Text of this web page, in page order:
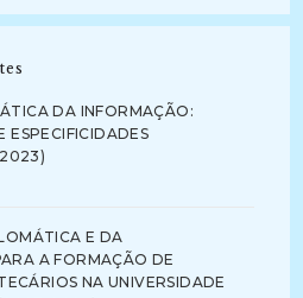
DA INFORMAÇÃO:
ESPECIFICIDADES
E DA
A FORMAÇÃO DE
NA UNIVERSIDADE